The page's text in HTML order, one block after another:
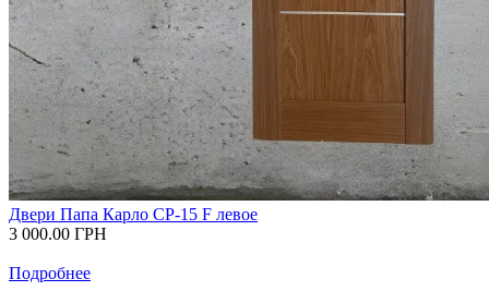
Двери Папа Карло СP-15 F левое
3 000.00 ГРН
Подробнее